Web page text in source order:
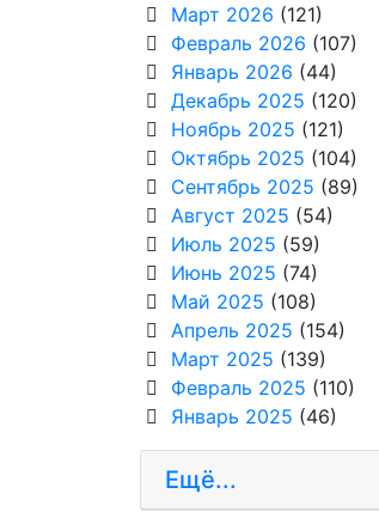
Март 2026 (121)
Февраль 2026 (107)
Январь 2026 (44)
Декабрь 2025 (120)
Ноябрь 2025 (121)
Октябрь 2025 (104)
Сентябрь 2025 (89)
Август 2025 (54)
Июль 2025 (59)
Июнь 2025 (74)
Май 2025 (108)
Апрель 2025 (154)
Март 2025 (139)
Февраль 2025 (110)
Январь 2025 (46)
Ещё...